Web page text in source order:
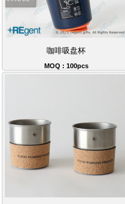
咖啡吸盘杯
MOQ : 100pcs